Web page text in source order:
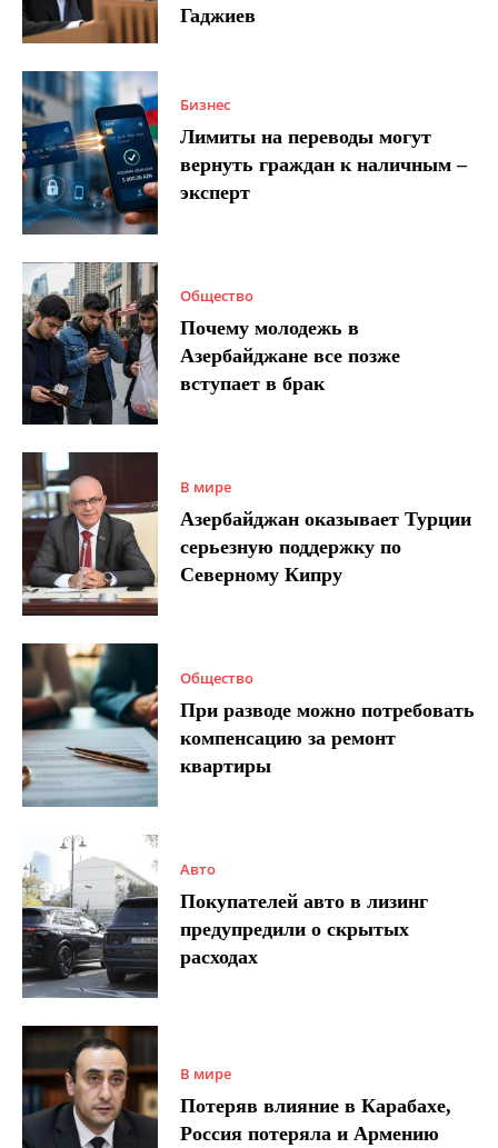
Гаджиев
Бизнес
Лимиты на переводы могут
вернуть граждан к наличным –
эксперт
Общество
Почему молодежь в
Азербайджане все позже
вступает в брак
В мире
Азербайджан оказывает Турции
серьезную поддержку по
Северному Кипру
Общество
При разводе можно потребовать
компенсацию за ремонт
квартиры
Авто
Покупателей авто в лизинг
предупредили о скрытых
расходах
В мире
Потеряв влияние в Карабахе,
Россия потеряла и Армению